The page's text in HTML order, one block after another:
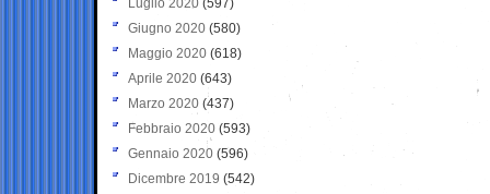
Luglio 2020 (597)
Giugno 2020 (580)
Maggio 2020 (618)
Aprile 2020 (643)
Marzo 2020 (437)
Febbraio 2020 (593)
Gennaio 2020 (596)
Dicembre 2019 (542)